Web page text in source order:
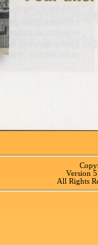
Version
All Rights